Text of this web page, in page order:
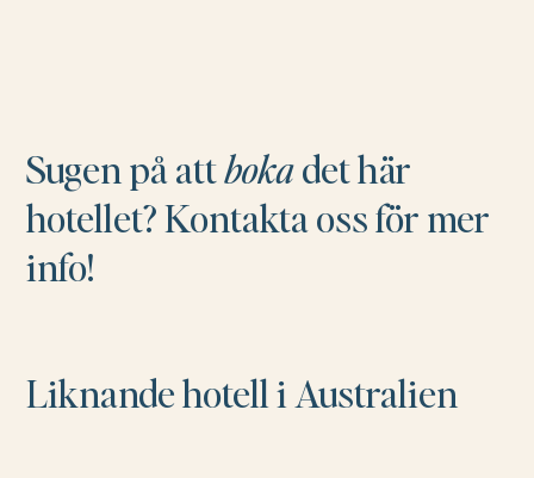
Sugen på attbokadet här
hotellet? Kontakta oss för mer
info!
Liknande hotell i Australien